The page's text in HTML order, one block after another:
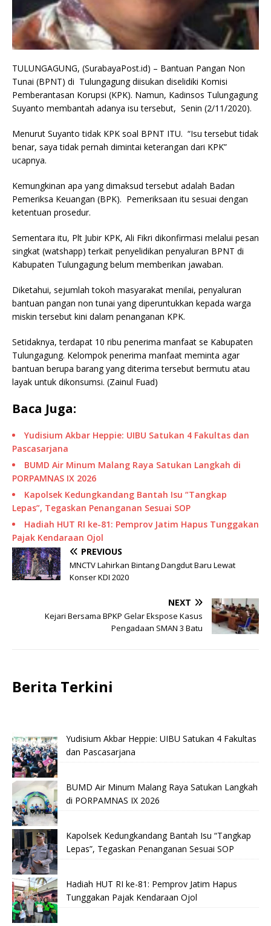
TULUNGAGUNG, (SurabayaPost.id) – Bantuan Pangan Non
Tunai (BPNT) di Tulungagung diisukan diselidiki Komisi
Pemberantasan Korupsi (KPK). Namun, Kadinsos Tulungagung
Suyanto membantah adanya isu tersebut, Senin (2/11/2020).
Menurut Suyanto tidak KPK soal BPNT ITU. “Isu tersebut tidak
benar, saya tidak pernah dimintai keterangan dari KPK”
ucapnya.
Kemungkinan apa yang dimaksud tersebut adalah Badan
Pemeriksa Keuangan (BPK). Pemeriksaan itu sesuai dengan
ketentuan prosedur.
Sementara itu, Plt Jubir KPK, Ali Fikri dikonfirmasi melalui pesan
singkat (watshapp) terkait penyelidikan penyaluran BPNT di
Kabupaten Tulungagung belum memberikan jawaban.
Diketahui, sejumlah tokoh masyarakat menilai, penyaluran
bantuan pangan non tunai yang diperuntukkan kepada warga
miskin tersebut kini dalam penanganan KPK.
Setidaknya, terdapat 10 ribu penerima manfaat se Kabupaten
Tulungagung. Kelompok penerima manfaat meminta agar
bantuan berupa barang yang diterima tersebut bermutu atau
layak untuk dikonsumsi. (Zainul Fuad)
Baca Juga:
Yudisium Akbar Heppie: UIBU Satukan 4 Fakultas dan
Pascasarjana
BUMD Air Minum Malang Raya Satukan Langkah di
PORPAMNAS IX 2026
Kapolsek Kedungkandang Bantah Isu “Tangkap
Lepas”, Tegaskan Penanganan Sesuai SOP
Hadiah HUT RI ke-81: Pemprov Jatim Hapus Tunggakan
Pajak Kendaraan Ojol
PREVIOUS
MNCTV Lahirkan Bintang Dangdut Baru Lewat
Konser KDI 2020
NEXT
Kejari Bersama BPKP Gelar Ekspose Kasus
Pengadaan SMAN 3 Batu
Berita Terkini
Yudisium Akbar Heppie: UIBU Satukan 4 Fakultas
dan Pascasarjana
BUMD Air Minum Malang Raya Satukan Langkah
di PORPAMNAS IX 2026
Kapolsek Kedungkandang Bantah Isu “Tangkap
Lepas”, Tegaskan Penanganan Sesuai SOP
Hadiah HUT RI ke-81: Pemprov Jatim Hapus
Tunggakan Pajak Kendaraan Ojol